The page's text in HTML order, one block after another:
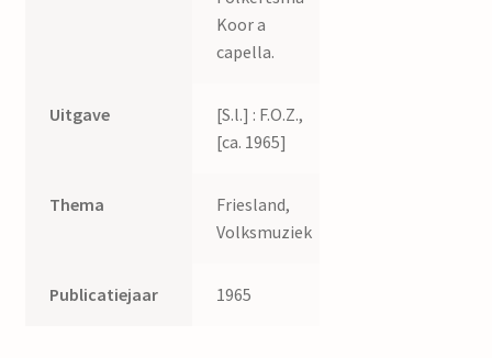
Koor a
capella.
Uitgave
[S.l.] : F.O.Z.,
[ca. 1965]
Thema
Friesland,
Volksmuziek
Publicatiejaar 1965